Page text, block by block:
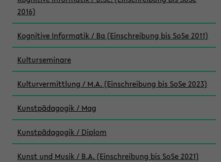
2016)
Kognitive Informatik / Ba (Einschreibung bis SoSe 2011)
Kulturseminare
Kulturvermittlung / M.A. (Einschreibung bis SoSe 2023)
Kunstpädagogik / Mag
Kunstpädagogik / Diplom
Kunst und Musik / B.A. (Einschreibung bis SoSe 2021)